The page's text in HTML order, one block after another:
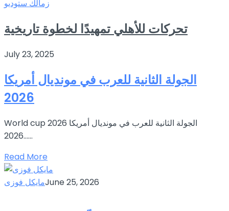
زمالك ستوديو
تحركات للأهلي تمهيدًا لخطوة تاريخية
July 23, 2025
الجولة الثانية للعرب في مونديال أمريكا
2026
World cup 2026 الجولة الثانية للعرب في مونديال أمريكا
2026…...
Read More
مايكل فوزىJune 25, 2026